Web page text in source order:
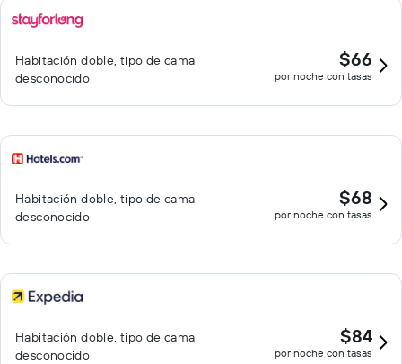
Habitación doble, tipo de cama
desconocido
$66
por noche con tasas
Habitación doble, tipo de cama
desconocido
$68
por noche con tasas
Habitación doble, tipo de cama
desconocido
$84
por noche con tasas